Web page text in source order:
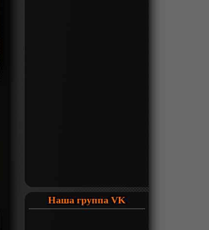
Наша группа VK